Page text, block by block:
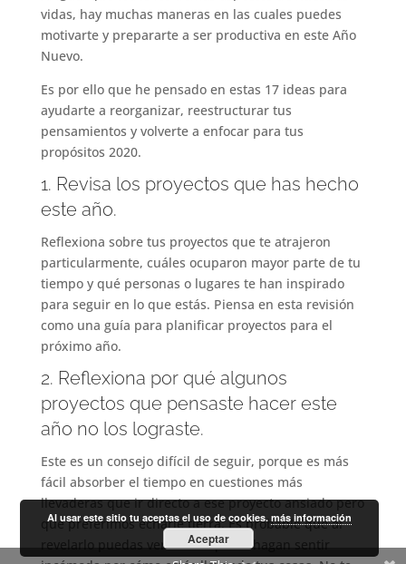
vidas, hay muchas maneras en las cuales puedes
motivarte y prepararte a ser productiva en este Año
Nuevo.
Es por ello que he pensado en estas 17 ideas para
ayudarte a reorganizar, reestructurar tus
pensamientos y volverte a enfocar para tus
propósitos 2020.
1. Revisa los proyectos que has hecho
este año.
Reflexiona sobre tus proyectos que te atrajeron
particularmente, cuáles ocuparon mayor parte de tu
tiempo y qué personas o lugares te han inspirado
para seguir en lo que estás. Piensa en esta revisión
como una guía para planificar proyectos para el
próximo año.
2. Reflexiona por qué algunos
proyectos que pensaste hacer este
año no los lograste.
Este es un consejo difícil de seguir, porque es más
fácil absorber el tiempo en cuestiones más
llevaderas que ir directo a ese proyecto ansiado pero
que preferimos echarle tierra. Es probable que al
revelarlo puedas ver temas que te hagan sentir
Al usar este sitio tu aceptas el uso de cookies.más información
Aceptar